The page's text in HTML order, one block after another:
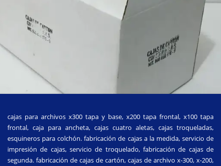
cajas para archivos x300 tapa y base, x200 tapa frontal, x100 tapa
frontal, caja para ancheta, cajas cuatro aletas, cajas troqueladas,
esquineros para colchón. fabricación de cajas a la medida, servicio de
impresión de cajas, servicio de troquelado, fabricación de cajas de
segunda. fabricación de cajas de cartón, cajas de archivo x-300, x-200,